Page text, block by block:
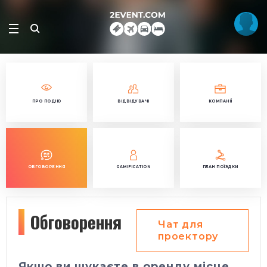
ПРО ПОДІЮ ВІДВІДУВАЧІ КОМПАНІЇ
ОБГОВОРЕННЯ GAMIFICATION ПЛАН ПОЇЗДКИ
Обговорення
Чат для
проектору